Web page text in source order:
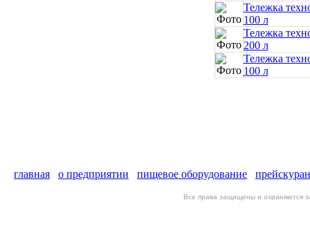
Тележка
100 л
Тележка
200 л
Тележка
100 л
главная о предприятии пищевое оборудование
Все права защищены и